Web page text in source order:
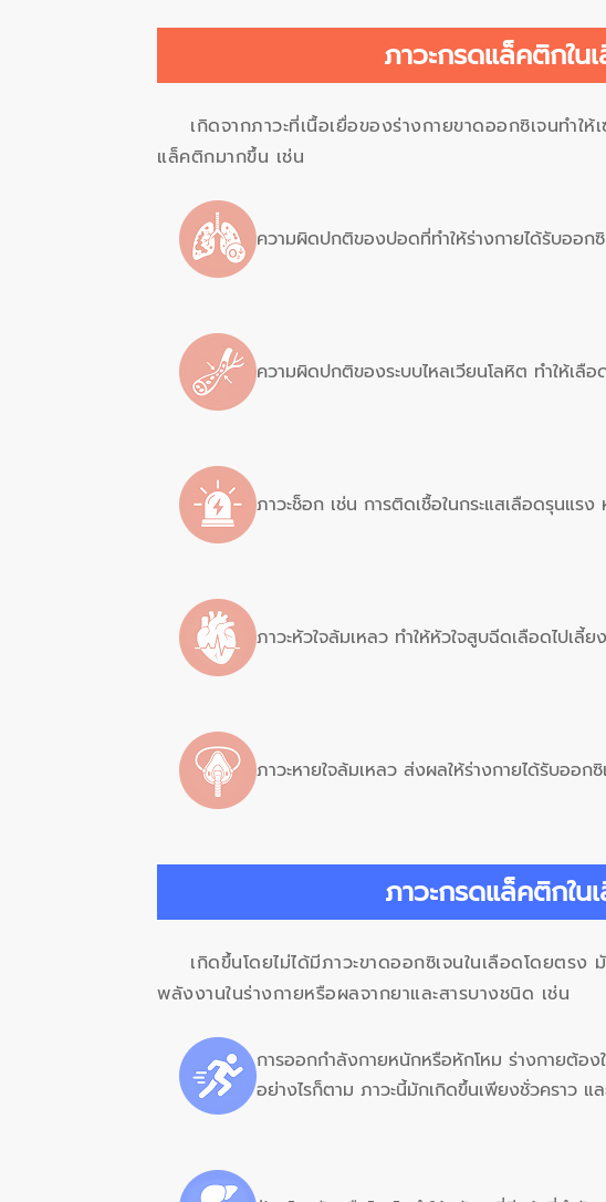
ภาวะกรดแล็คติกใ
เกิดจากภาวะที่เนื้อเยื่อของร่างกายขาดออกซิเจนทำ
แล็คติกมากขึ้น เช่น
ความผิดปกติของปอดที่ทำให้ร่างกายได้รับออก
ความผิดปกติของระบบไหลเวียนโลหิต ทำให้เลือ
ภาวะช็อก เช่น การติดเชื้อในกระแสเลือดรุนแรง
ภาวะหัวใจล้มเหลว ทำให้หัวใจสูบฉีดเลือดไปเลี้
ภาวะหายใจล้มเหลว ส่งผลให้ร่างกายได้รับออก
ภาวะกรดแล็คติกใ
เกิดขึ้นโดยไม่ได้มีภาวะขาดออกซิเจนในเลือดโดยตร
พลังงานในร่างกายหรือผลจากยาและสารบางชนิด เช่น
การออกกำลังกายหนักหรือหักโหม ร่างกายต้อ
อย่างไรก็ตาม ภาวะนี้มักเกิดขึ้นเพียงชั่วคราว